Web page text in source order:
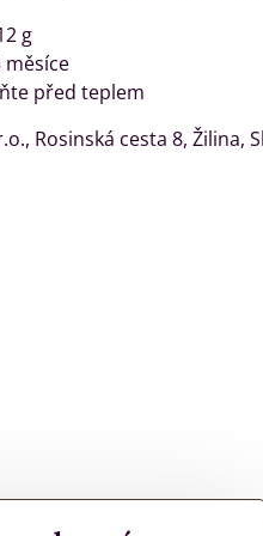
g
před teplem
Rosinská cesta 8, Žilina,